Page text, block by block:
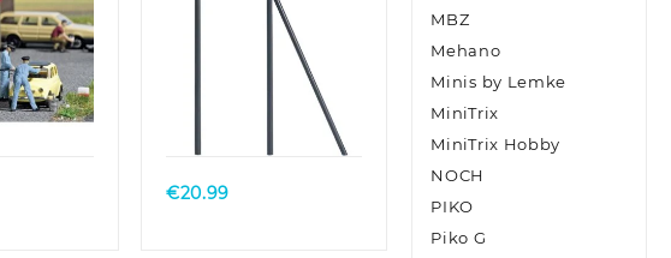
€20.99
MBZ
Mehano
Minis by Lemke
MiniTrix
MiniTrix Hobby
NOCH
PIKO
Piko G